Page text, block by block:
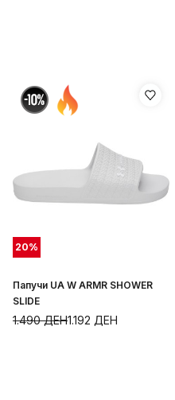
20%
Папучи UA W ARMR SHOWER
SLIDE
1.192 ДЕН
1.490ДЕН